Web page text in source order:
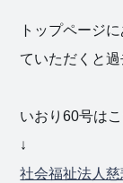
社会福祉
トップページ
ていただくと過
いおり60号は
↓
社会福祉法人